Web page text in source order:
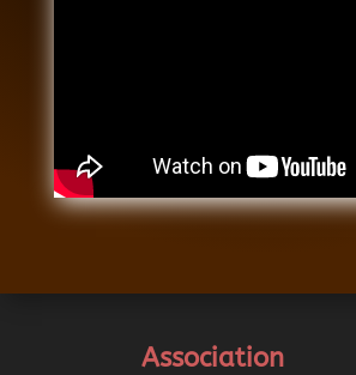
Association